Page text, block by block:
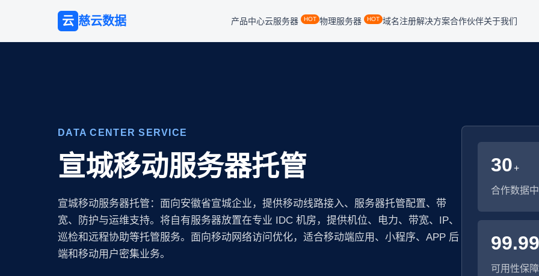
云 慈云数据 产品中心云服务器 HOT 物理服务器 HOT 域名注册解决方案合作伙伴关于我们
DATA CENTER SERVICE
宣城移动服务器托管
宣城移动服务器托管：面向安徽省宣城企业，提供移动线路接入、服务器托管配置、带
宽、防护与运维支持。将自有服务器放置在专业 IDC 机房，提供机位、电力、带宽、IP、
巡检和远程协助等托管服务。面向移动网络访问优化，适合移动端应用、小程序、APP 后
端和移动用户密集业务。
30+
合作数据
99.99
可用性保障